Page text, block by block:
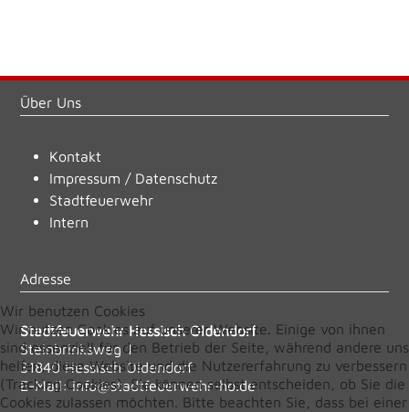
Über Uns
Kontakt
Impressum / Datenschutz
Stadtfeuerwehr
Intern
Adresse
Stadtfeuerwehr Hessisch Oldendorf
Steinbrinksweg 1
31840 Hessisch Oldendorf
E-Mail:info@stadtfeuerwehr-ho.de
Wir benutzen Cookies
Wir nutzen Cookies auf unserer Website. Einige von ihnen
sind essenziell für den Betrieb der Seite, während andere uns
helfen, diese Website und die Nutzererfahrung zu verbessern
(Tracking Cookies). Sie können selbst entscheiden, ob Sie die
Cookies zulassen möchten. Bitte beachten Sie, dass bei einer